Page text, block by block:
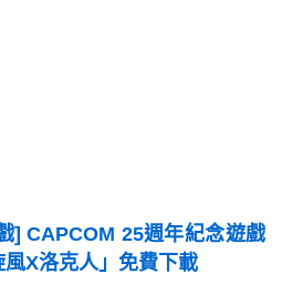
] CAPCOM 25週年紀念遊戲
風X洛克人」免費下載